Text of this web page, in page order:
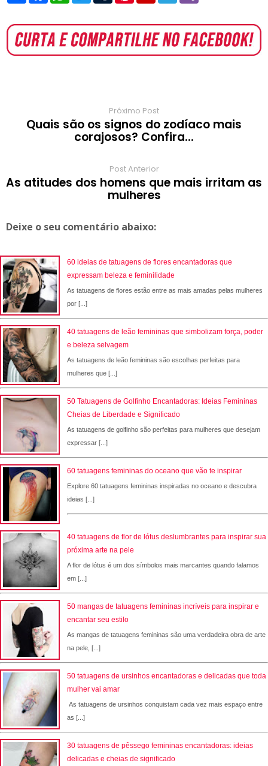
e b
o
o
k
s
A
p
p
t
e
r
l
r
e
r
e
s
b
o
a
r
g
r
a
m
r
Próximo Post
Quais são os signos do zodíaco mais
corajosos? Confira...
Post Anterior
As atitudes dos homens que mais irritam as
mulheres
Deixe o seu comentário abaixo:
60 ideias de tatuagens de flores encantadoras que
expressam beleza e feminilidade
As tatuagens de flores estão entre as mais amadas pelas mulheres
por [...]
40 tatuagens de leão femininas que simbolizam força, poder
e beleza selvagem
As tatuagens de leão femininas são escolhas perfeitas para
mulheres que [...]
50 Tatuagens de Golfinho Encantadoras: Ideias Femininas
Cheias de Liberdade e Significado
As tatuagens de golfinho são perfeitas para mulheres que desejam
expressar [...]
60 tatuagens femininas do oceano que vão te inspirar
Explore 60 tatuagens femininas inspiradas no oceano e descubra
ideias [...]
40 tatuagens de flor de lótus deslumbrantes para inspirar sua
próxima arte na pele
A flor de lótus é um dos símbolos mais marcantes quando falamos
em [...]
50 mangas de tatuagens femininas incríveis para inspirar e
encantar seu estilo
As mangas de tatuagens femininas são uma verdadeira obra de arte
na pele, [...]
50 tatuagens de ursinhos encantadoras e delicadas que toda
mulher vai amar
As tatuagens de ursinhos conquistam cada vez mais espaço entre
as [...]
30 tatuagens de pêssego femininas encantadoras: ideias
delicadas e cheias de significado